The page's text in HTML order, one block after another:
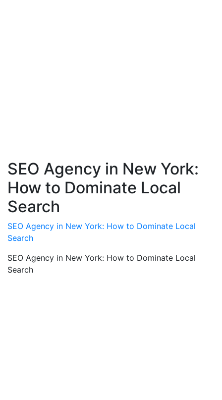
SEO Agency in New York:
How to Dominate Local
Search
SEO Agency in New York: How to Dominate Local
Search
SEO Agency in New York: How to Dominate Local
Search